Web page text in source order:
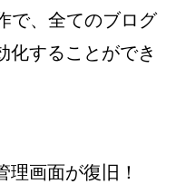
で、全てのブログ
化することができ
理画面が復旧！